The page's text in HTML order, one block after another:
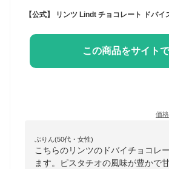
この商品をサイト
価
ぷりん(50代・女性)
こちらのリンツのドバイチョコレ
ます。ピスタチオの風味が豊かで